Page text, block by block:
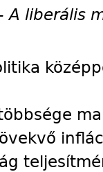
A liberális